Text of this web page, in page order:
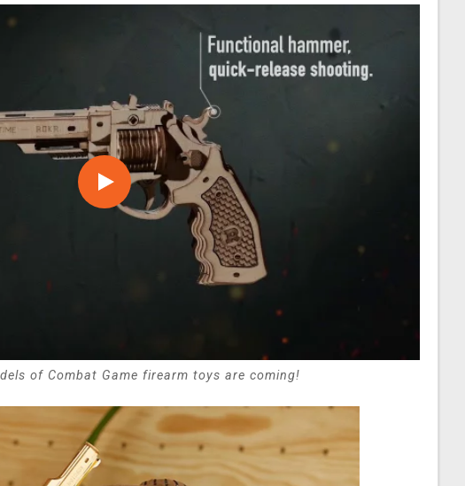
of Combat Game firearm toys are coming!